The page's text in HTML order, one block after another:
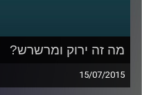
מה זה ירוק ומרשרש?
15/07/2015